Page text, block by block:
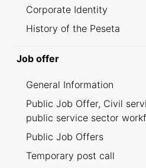
Corporate Identity
History of the Peseta
Job offer
General Information
Public Job Offer, Civil
public service sector
Public Job Offers
Temporary post call